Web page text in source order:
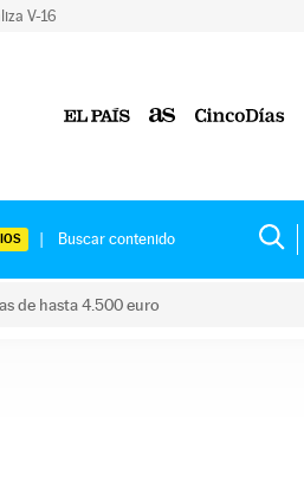
V-16
de hasta 4.500 euro